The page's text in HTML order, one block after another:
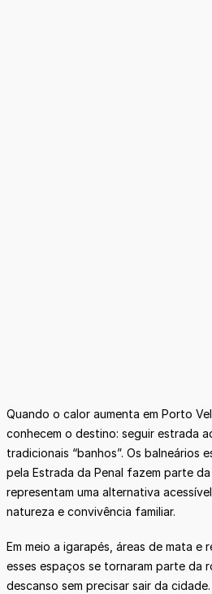
Quando o calor aumenta em Porto
conhecem o destino: seguir estrada
tradicionais “banhos”. Os balneários
pela Estrada da Penal fazem parte
representam uma alternativa
natureza e convivência familiar.
Em meio a igarapés, áreas de mata e
esses espaços se tornaram parte da
descanso sem precisar sair da